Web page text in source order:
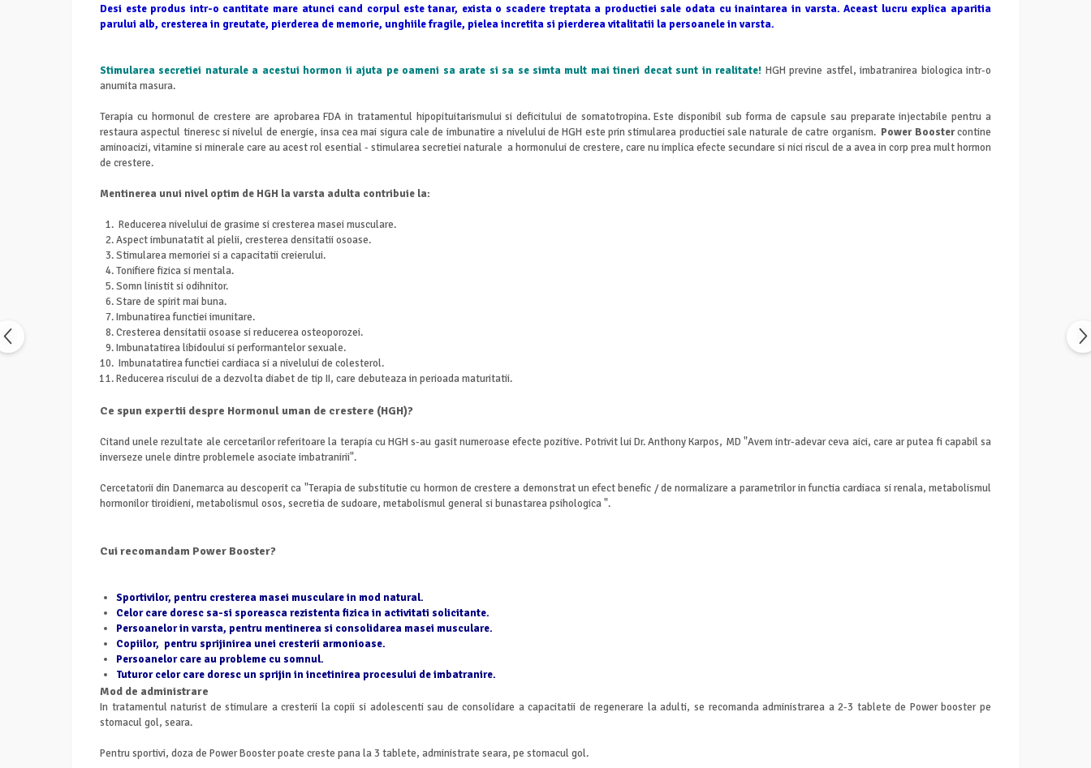
Desi este produs intr-o cantitate mare atunci cand corpul este tanar, exista o scadere treptata a productiei sale odata cu inaintarea in varsta. Aceast lucru explica aparitia
parului alb, cresterea in greutate, pierderea de memorie, unghiile fragile, pielea incretita si pierderea vitalitatii la persoanele in varsta.
Stimularea secretiei naturale a acestui hormon ii ajuta pe oameni sa arate si sa se simta mult mai tineri decat sunt in realitate! HGH previne astfel, imbatranirea biologica intr-o
anumita masura.
Terapia cu hormonul de crestere are aprobarea FDA in tratamentul hipopituitarismului si deficitului de somatotropina. Este disponibil sub forma de capsule sau preparate injectabile pentru a
restaura aspectul tineresc si nivelul de energie, insa cea mai sigura cale de imbunatire a nivelului de HGH este prin stimularea productiei sale naturale de catre organism. Power Boostercontine
aminoacizi, vitamine si minerale care au acest rol esential - stimularea secretiei naturale a hormonului de crestere, care nu implica efecte secundare si nici riscul de a avea in corp prea mult hormon
de crestere.
Mentinerea unui nivel optim de HGH la varsta adulta contribuie la:
Reducerea nivelului de grasime si cresterea masei musculare.
Aspect imbunatatit al pielii, cresterea densitatii osoase.
Stimularea memoriei si a capacitatii creierului.
Tonifiere fizica si mentala.
Somn linistit si odihnitor.
Stare de spirit mai buna.
Imbunatirea functiei imunitare.
Cresterea densitatii osoase si reducerea osteoporozei.
Imbunatatirea libidoului si performantelor sexuale.
Imbunatatirea functiei cardiaca si a nivelului de colesterol.
Reducerea riscului de a dezvolta diabet de tip II, care debuteaza in perioada maturitatii.
Ce spun expertii despre Hormonul uman de crestere (HGH)?
Citand unele rezultate ale cercetarilor referitoare la terapia cu HGH s-au gasit numeroase efecte pozitive. Potrivit lui Dr. Anthony Karpos, MD "Avem intr-adevar ceva aici, care ar putea fi capabil sa
inverseze unele dintre problemele asociate imbatranirii".
Cercetatorii din Danemarca au descoperit ca "Terapia de substitutie cu hormon de crestere a demonstrat un efect benefic / de normalizare a parametrilor in functia cardiaca si renala, metabolismul
hormonilor tiroidieni, metabolismul osos, secretia de sudoare, metabolismul general si bunastarea psihologica ".
Cui recomandam Power Booster?
Sportivilor, pentru cresterea masei musculare in mod natural.
Celor care doresc sa-si sporeasca rezistenta fizica in activitati solicitante.
Persoanelor in varsta, pentru mentinerea si consolidarea masei musculare.
Copiilor, pentru sprijinirea unei cresterii armonioase.
Persoanelor care au probleme cu somnul.
Tuturor celor care doresc un sprijin in incetinirea procesului de imbatranire.
Mod de administrare
In tratamentul naturist de stimulare a cresterii la copii si adolescenti sau de consolidare a capacitatii de regenerare la adulti, se recomanda administrarea a 2-3 tablete de Power booster pe
stomacul gol, seara.
Pentru sportivi, doza de Power Booster poate creste pana la 3 tablete, administrate seara, pe stomacul gol.